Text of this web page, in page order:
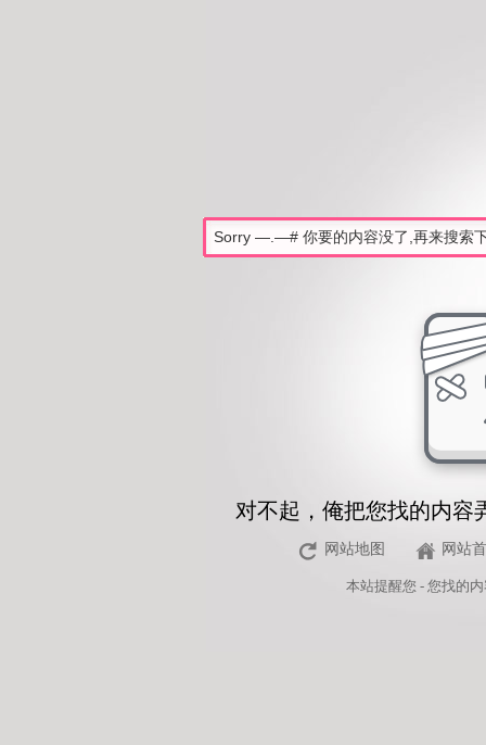
对不起，俺把您找的内容
网站地图 网站
本站提醒您 - 您找的